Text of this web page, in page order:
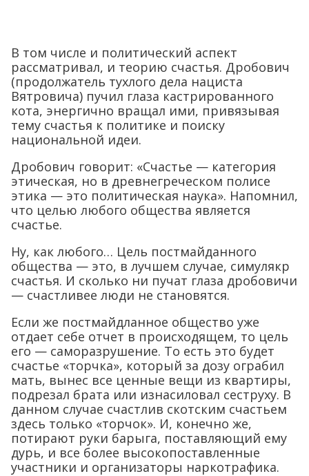
В том числе и политический аспект
рассматривал, и теорию счастья. Дробович
(продолжатель тухлого дела нациста
Вятровича) пучил глаза кастрированного
кота, энергично вращал ими, привязывая
тему счастья к политике и поиску
национальной идеи.
Дробович говорит: «Счастье — категория
этическая, но в древнегреческом полисе
этика — это политическая наука». Напомнил,
что целью любого общества является
счастье.
Ну, как любого… Цель постмайданного
общества — это, в лучшем случае, симулякр
счастья. И сколько ни пучат глаза дробовичи
— счастливее люди не становятся.
Если же постмайдланное общество уже
отдает себе отчет в происходящем, то цель
его — саморазрушение. То есть это будет
счастье «торчка», который за дозу ограбил
мать, вынес все ценные вещи из квартиры,
подрезал брата или изнасиловал сеструху. В
данном случае счастлив скотским счастьем
здесь только «торчок». И, конечно же,
потирают руки барыга, поставляющий ему
дурь, и все более высокопоставленные
участники и организаторы наркотрафика.